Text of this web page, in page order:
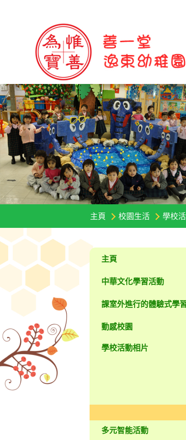
主頁 校園生活 學校
主頁
中華文化學習活動
課室外進行的體驗式學
動感校園
學校活動相片
多元智能活動